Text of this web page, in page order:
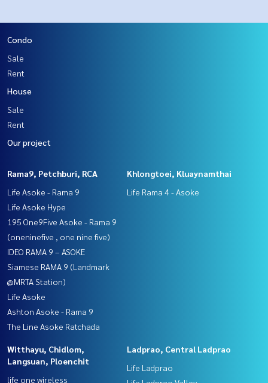
Condo
Sale
Rent
House
Sale
Rent
Our project
Rama9, Petchburi, RCA
Life Asoke - Rama 9
Life Asoke Hype
195 One9Five Asoke - Rama 9
(oneninefive , one nine five)
IDEO RAMA 9 – ASOKE
Siamese RAMA 9 (Landmark
@MRTA Station)
Life Asoke
Ashton Asoke - Rama 9
The Line Asoke Ratchada
Khlongtoei, Kluaynamthai
Life Rama 4 - Asoke
Witthayu, Chidlom,
Langsuan, Ploenchit
life one wireless
Ladprao, Central Ladprao
Life Ladprao